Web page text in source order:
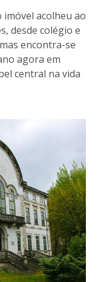
imóvel acolheu ao
desde colégio e
encontra-se
agora em
central na vida